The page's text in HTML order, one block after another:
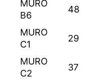
MURO
B6
48
MURO
C1
29
MURO
C2
37